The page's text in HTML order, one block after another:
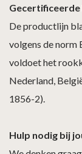
De productlijn
volgens de
voldoet het
Nederland,
1856-2).
Hulp nodig bij